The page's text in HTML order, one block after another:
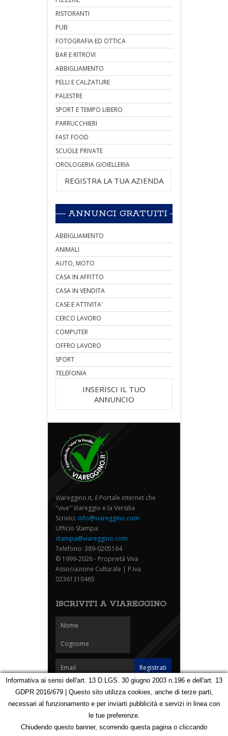
RISTORANTI
PUB
FOTOGRAFIA ED OTTICA
BAR E RITROVI
ABBIGLIAMENTO
PELLI E CALZATURE
PALESTRE
SPORT E TEMPO LIBERO
PARRUCCHIERI
FAST FOOD
SCUOLE PRIVATE
OROLOGERIA GIOIELLERIA
REGISTRA LA TUA AZIENDA
ANNUNCI GRATUITI
ABBIGLIAMENTO
ANIMALI
AUTO, MOTO
CASA IN AFFITTO
CASA IN VENDITA
CASE E ATTIVITA'
CERCO LAVORO
COMPUTER
OFFRO LAVORO
SPORT
TELEFONIA
INSERISCI IL TUO
ANNUNCIO
Viareggino.it, il Portale internet che
"vive" Viareggio e la Versilia
Scrivici: info@viareggino.com
Ufficio Stampa:
stampa@viareggino.com
Telefono: 389-0205164
© 1999-2026 - Proprietà Viva
Associazione Culturale | P.Iva
02361310465
ISCRIVITI A VIAREGGINO
Homepage Notizie Speciali Eventi
Foto Carnevale
Mappa
Informativa ai sensi dell'art. 13 D.LGS. 30 giugno 2003 n.196 e dell'art. 13
GDPR 2016/679 | Questo sito utilizza cookies, anche di terze parti,
necessari al funzionamento e per inviarti pubblicità e servizi in linea con
le tue preferenze.
Chiudendo questo banner, scorrendo questa pagina o cliccando